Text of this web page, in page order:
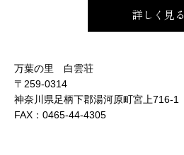
詳しく見る
万葉の里 白雲荘
〒259-0314
神奈川県足柄下郡湯河原町宮上716-1
FAX： 0465-44-4305